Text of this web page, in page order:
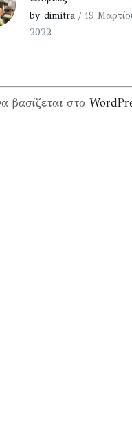
by dimitra / 19
2022
βασίζεται στο